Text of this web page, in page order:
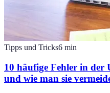
Tipps und Tricks6 min
10 häufige Fehler in der
und wie man sie